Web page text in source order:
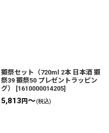
獺祭セット（720ml 2本 日本酒 獺
祭39 獺祭50 プレゼントラッピン
グ）
[1610000014205]
5,813 円～(税込)